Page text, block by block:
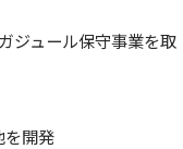
ジュール保守事業を取
開発